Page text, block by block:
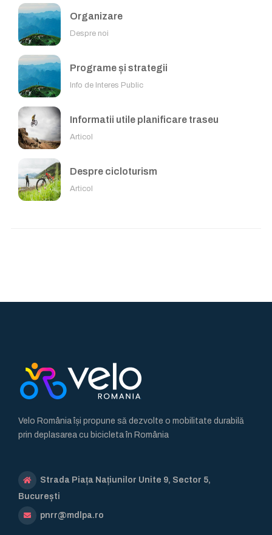
Organizare
Despre noi
Programe și strategii
Info de Interes Public
Informatii utile planificare traseu
Articol
Despre cicloturism
Articol
Velo România își propune să dezvolte o mobilitate durabilă
prin deplasarea cu bicicleta în România
Strada Piața Națiunilor Unite 9, Sector 5,
București
pnrr@mdlpa.ro